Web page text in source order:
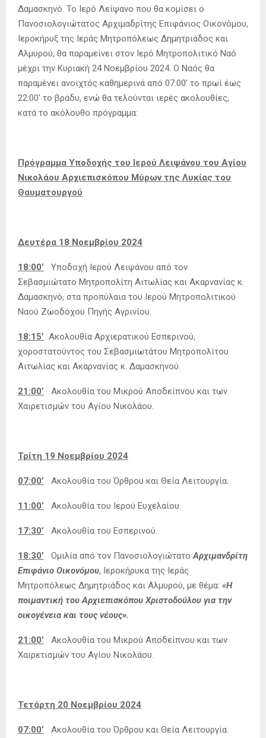
Δαμασκηνό. Το Ιερό Λείψανο που θα κομίσει ο
Πανοσιολογιώτατος Αρχιμαδρίτης Επιφάνιος Οικονόμου,
Ιεροκήρυξ της Ιεράς Μητροπόλεως Δημητριάδος και
Αλμυρού, θα παραμείνει στον Ιερό Μητροπολιτικό Ναό
μέχρι την Κυριακή 24 Νοεμβρίου 2024. Ο Ναός θα
παραμένει ανοιχτός καθημερινά από 07:00’ το πρωί έως
22:00’ το βράδυ, ενώ θα τελούνται ιερές ακολουθίες,
κατά το ακόλουθο πρόγραμμα:
Πρόγραμμα Υποδοχής του Ιερού Λειψάνου του Αγίου
Νικολάου Αρχιεπισκόπου Μύρων της Λυκίας του
Θαυματουργού
Δευτέρα 18 Νοεμβρίου 2024
18:00’ Υποδοχή Ιερού Λειψάνου από τον
Σεβασμιώτατο Μητροπολίτη Αιτωλίας και Ακαρνανίας κ.
Δαμασκηνό, στα προπύλαια του Ιερού Μητροπολιτικού
Ναού Ζωοδόχου Πηγής Αγρινίου.
18:15’ Ακολουθία Αρχιερατικού Εσπερινού,
χοροστατούντος του Σεβασμιωτάτου Μητροπολίτου
Αιτωλίας και Ακαρνανίας κ. Δαμασκηνού.
21:00’ Ακολουθία του Μικρού Αποδείπνου και των
Χαιρετισμών του Αγίου Νικολάου.
Τρίτη 19 Νοεμβρίου 2024
07:00’ Ακολουθία του Όρθρου και Θεία Λειτουργία.
11:00’ Ακολουθία του Ιερού Ευχελαίου.
17:30’ Ακολουθία του Εσπερινού.
18:30’ Ομιλία από τον Πανοσιολογιώτατο Αρχιμανδρίτη
Επιφάνιο Οικονόμου, Ιεροκήρυκα της Ιεράς
Μητροπόλεως Δημητριάδος και Αλμυρού, με θέμα: «Η
ποιμαντική του Αρχιεπισκόπου Χριστοδούλου για την
οικογένεια και τους νέους».
21:00’ Ακολουθία του Μικρού Αποδείπνου και των
Χαιρετισμών του Αγίου Νικολάου.
Τετάρτη 20 Νοεμβρίου 2024
07:00’ Ακολουθία του Όρθρου και Θεία Λειτουργία.